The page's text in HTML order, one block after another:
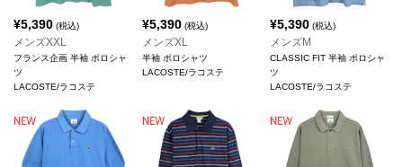
¥5,390 (税込)
メンズXXL
フランス企画 半袖 ポロシャ
ツ
LACOSTE/ラコステ
¥5,390(税込)
メンズXL
半袖 ポロシャツ
LACOSTE/ラコステ
¥5,390 (税込)
メンズM
CLASSIC FIT 半袖 ポロシャ
ツ
LACOSTE/ラコステ